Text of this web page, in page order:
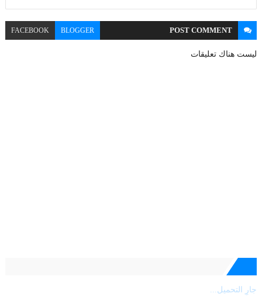
POSTCOMMENT
BLOGGER
FACEBOOK
ليست هناك تعليقات
جارٍ التحميل...